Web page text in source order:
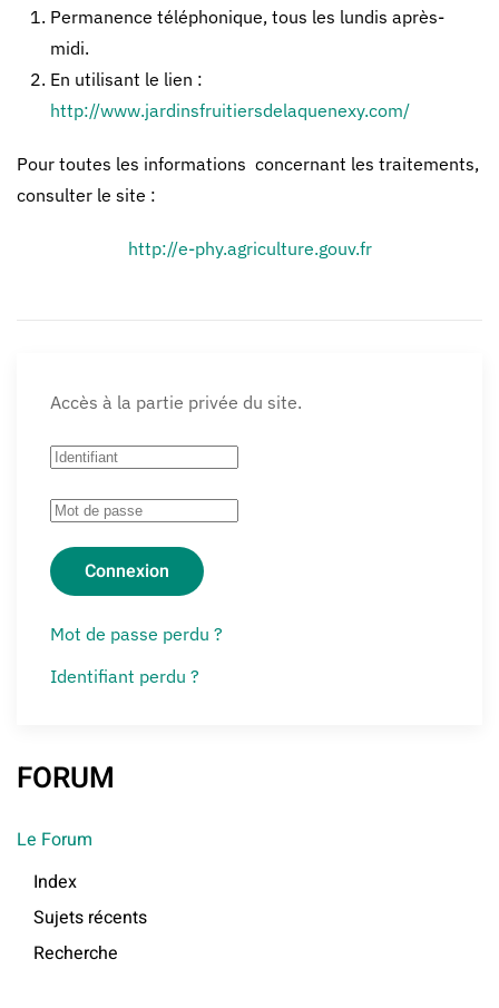
Permanence téléphonique, tous les lundis après-
midi.
En utilisant le lien :
http://www.jardinsfruitiersdelaquenexy.com/
Pour toutes les informations concernant les traitements,
consulter le site :
http://e-phy.agriculture.gouv.fr
Accès à la partie privée du site.
Connexion
Mot de passe perdu ?
Identifiant perdu ?
FORUM
Le Forum
Index
Sujets récents
Recherche